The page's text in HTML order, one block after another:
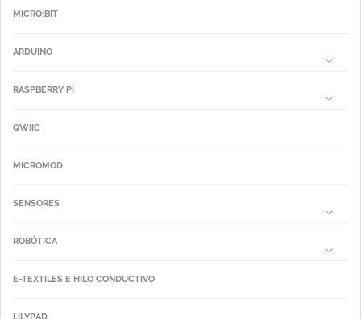
MICRO:BIT
ARDUINO
RASPBERRY PI
QWIIC
MICROMOD
SENSORES
ROBÓTICA
E-TEXTILES E HILO CONDUCTIVO